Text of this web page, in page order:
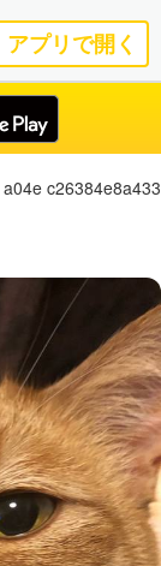
アプリで開く